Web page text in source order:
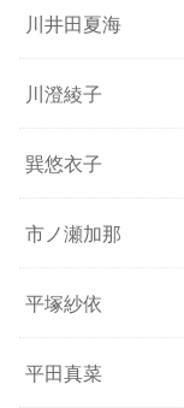
川井田夏海
川澄綾子
巽悠衣子
市ノ瀬加那
平塚紗依
平田真菜